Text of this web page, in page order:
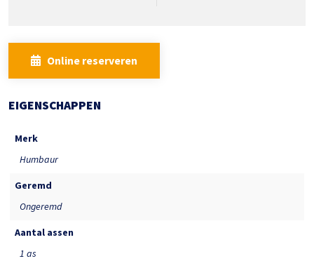
Online reserveren
EIGENSCHAPPEN
Merk
Humbaur
Geremd
Ongeremd
Aantal assen
1 as